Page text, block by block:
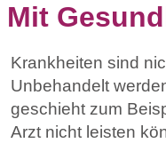
Mit
Krankheiten sind
Unbehandelt
geschieht zum
Arzt nicht leisten